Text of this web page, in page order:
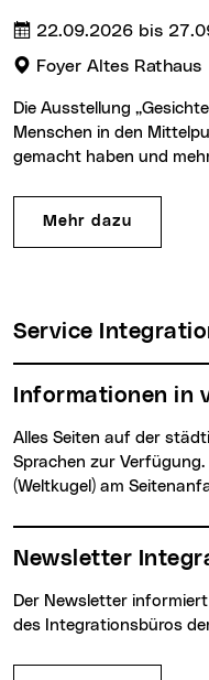
Termin:
22.09.2026 bis
Veranstaltungsort:
Foyer Altes Rathaus
Die Ausstellung „Gesichter der Mehrsprachigkeit“ rückt
Menschen in den
gemacht haben und
Mehr dazu
Service
Informationen in
Alles Seiten auf der städtischen Website stehen in 14
Sprachen zur Verfügung.
(Weltkugel) am
Newsletter
Der Newsletter informiert über Neuigkeiten und Aktivitäten
des Integrationsbüros